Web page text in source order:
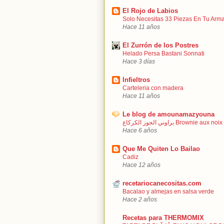
El Rojo de Labios
Solo Necesitas 33 Piezas En Tu
Hace 11 años
El Zurrón de los Postres
Helado Persa Bastani Sonnati
Hace 3 días
Infieltros
Carteleria con madera
Hace 11 años
Le blog de amounamazyouna
براوني الجوز الكركاع Brownie aux noix
Hace 6 años
Que Me Quiten Lo Bailao
Cadiz
Hace 12 años
recetariocanecositas.com
Bacalao y almejas en salsa verde
Hace 2 años
Recetas para THERMOMIX